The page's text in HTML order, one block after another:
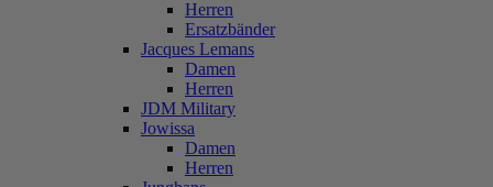
Herren
Ersatzbänder
Jacques Lemans
Damen
Herren
JDM Military
Jowissa
Damen
Herren